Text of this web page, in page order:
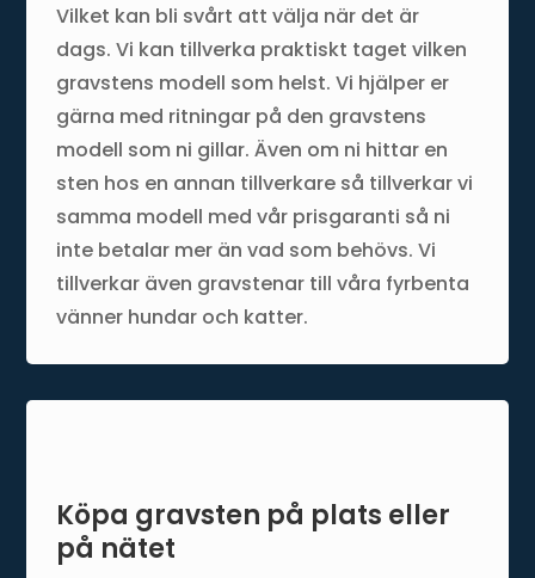
Vilket kan bli svårt att välja när det är
dags. Vi kan tillverka praktiskt taget vilken
gravstens modell som helst. Vi hjälper er
gärna med ritningar på den gravstens
modell som ni gillar. Även om ni hittar en
sten hos en annan tillverkare så tillverkar vi
samma modell med vår prisgaranti så ni
inte betalar mer än vad som behövs. Vi
tillverkar även gravstenar till våra fyrbenta
vänner hundar och katter.
Köpa gravsten på plats eller
på nätet